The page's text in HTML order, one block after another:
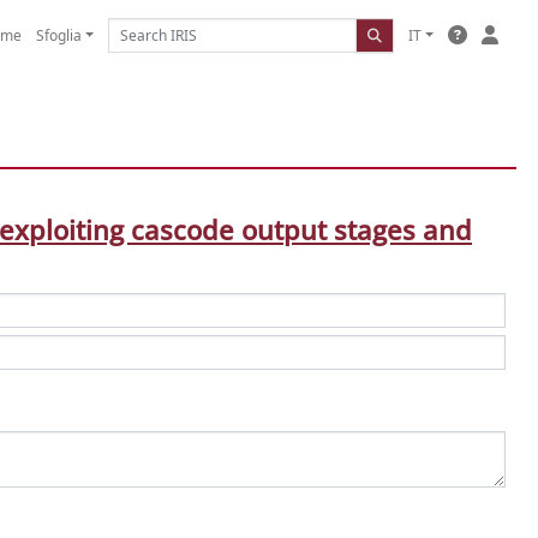
Sfoglia IT
cascode output stages and